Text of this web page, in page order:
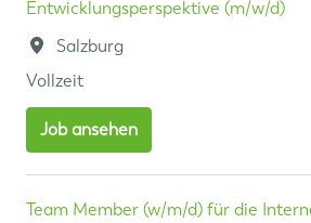
Entwicklungsperspektive (m/w/d)
Salzburg
Vollzeit
Job ansehen
Team Member (w/m/d) für die